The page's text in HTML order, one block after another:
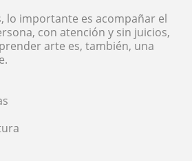
lo importante es acompañar el
con atención y sin juicios,
arte es, también, una